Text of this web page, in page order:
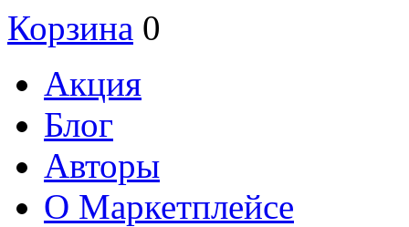
Корзина 0
Акция
Блог
Авторы
О Маркетплейсе